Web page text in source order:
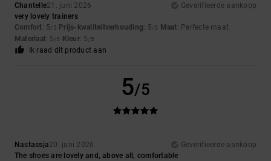
Chantelle21. juni 2026
Geverifieerde aankoop
very lovely trainers
Comfort: 5/5 Prijs-kwaliteitverhouding: 5/5 Maat: Perfecte maat
Materiaal : 5/5 Kleur: 5 /5
Ik raad dit product aan
5/5
Nastassja20. juni 2026
Geverifieerde aankoop
The shoes are lovely and, above all, comfortable